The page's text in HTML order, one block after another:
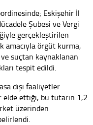
Eskişehir İl
Şubesi ve Vergi
gerçekleştirilen
amacıyla örgüt kurma,
ve suçtan kaynaklanan
tespit edildi.
dışı faaliyetler
ettiği, bu tutarın 1,2
üzerinden